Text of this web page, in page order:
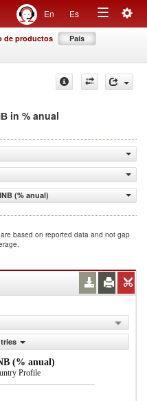
En Es
Toggle
de productos País
in % anual
(% anual)
based on reported data and not gap
(% anual)
Profile